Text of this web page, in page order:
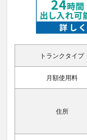
トランクタイプ
月額使用料
住所